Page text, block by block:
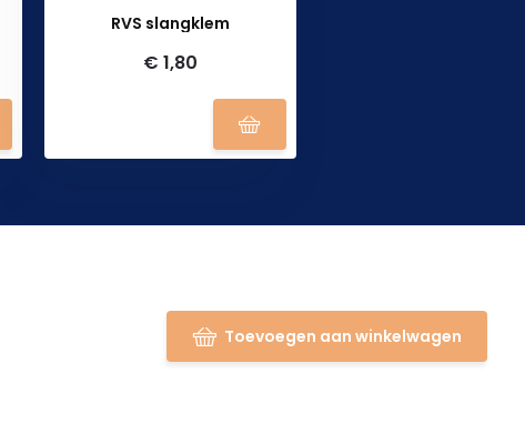
RVS slangklem
€ 1,80
Toevoegen aan winkelwagen